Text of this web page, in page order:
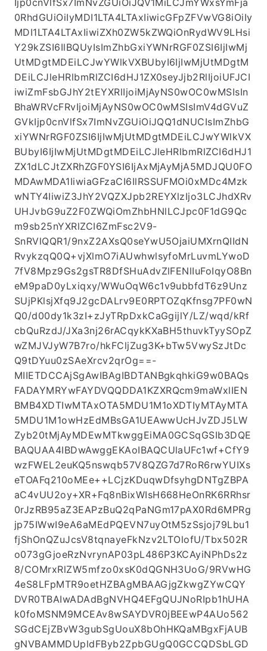
Ijp0cnVlfSx7ImNvZGUiOiJQV1MiLCJmYWxsYmFja
0RhdGUiOiIyMDI1LTA4LTAxIiwicGFpZFVwVG8iOiIy
MDI1LTA4LTAxIiwiZXh0ZW5kZWQiOnRydWV9LHsi
Y29kZSI6IlBQUyIsImZhbGxiYWNrRGF0ZSI6IjIwMj
UtMDgtMDEiLCJwYWlkVXBUbyI6IjIwMjUtMDgtM
DEiLCJleHRlbmRlZCI6dHJ1ZX0seyJjb2RlIjoiUFJCI
iwiZmFsbGJhY2tEYXRlIjoiMjAyNS0wOC0wMSIsIn
BhaWRVcFRvIjoiMjAyNS0wOC0wMSIsImV4dGVuZ
GVkIjp0cnVlfSx7ImNvZGUiOiJQQ1dNUCIsImZhbG
xiYWNrRGF0ZSI6IjIwMjUtMDgtMDEiLCJwYWlkVX
BUbyI6IjIwMjUtMDgtMDEiLCJleHRlbmRlZCI6dHJ1
ZX1dLCJtZXRhZGF0YSI6IjAxMjAyMjA5MDJQU0FO
MDAwMDA1IiwiaGFzaCI6IlRSSUFMOi0xMDc4Mzk
wNTY4IiwiZ3JhY2VQZXJpb2REYXlzIjo3LCJhdXRv
UHJvbG9uZ2F0ZWQiOmZhbHNlLCJpc0F1dG9Qc
m9sb25nYXRlZCI6ZmFsc2V9-
SnRVlQQR1/9nxZ2AXsQ0seYwU5OjaiUMXrnQIIdN
RvykzqQ0Q+vjXlmO7iAUwhwlsyfoMrLuvmLYwoD
7fV8Mpz9Gs2gsTR8DfSHuAdvZlFENlIuFoIqyO8Bn
eM9paD0yLxiqxy/WWuOqW6c1v9ubbfdT6z9Unz
SUjPKlsjXfq9J2gcDALrv9E0RPTOZqKfnsg7PF0wN
Q0/d00dy1k3zI+zJyTRpDxkCaGgijlY/LZ/wqd/kRf
cbQuRzdJ/JXa3nj26rACqykKXaBH5thuvkTyySOpZ
wZMJVJyW7B7ro/hkFCljZug3K+bTw5VwySzJtDc
Q9tDYuu0zSAeXrcv2qrOg==-
MIIETDCCAjSgAwIBAgIBDTANBgkqhkiG9w0BAQs
FADAYMRYwFAYDVQQDDA1KZXRQcm9maWxlIEN
BMB4XDTIwMTAxOTA5MDU1M1oXDTIyMTAyMTA
5MDU1M1owHzEdMBsGA1UEAwwUcHJvZDJ5LW
Zyb20tMjAyMDEwMTkwggEiMA0GCSqGSIb3DQE
BAQUAA4IBDwAwggEKAoIBAQCUlaUFc1wf+CfY9
wzFWEL2euKQ5nswqb57V8QZG7d7RoR6rwYUIXs
eTOAFq210oMEe++LCjzKDuqwDfsyhgDNTgZBPA
aC4vUU2oy+XR+Fq8nBixWIsH668HeOnRK6RRhsr
0rJzRB95aZ3EAPzBuQ2qPaNGm17pAX0Rd6MPRg
jp75IWwI9eA6aMEdPQEVN7uyOtM5zSsjoj79Lbu1
fjShOnQZuJcsV8tqnayeFkNzv2LTOlofU/Tbx502R
o073gGjoeRzNvrynAP03pL486P3KCAyiNPhDs2z
8/COMrxRlZW5mfzo0xsK0dQGNH3UoG/9RVwHG
4eS8LFpMTR9oetHZBAgMBAAGjgZkwgZYwCQY
DVR0TBAIwADAdBgNVHQ4EFgQUJNoRIpb1hUHA
k0foMSNM9MCEAv8wSAYDVR0jBEEwP4AUo562
SGdCEjZBvW3gubSgUouX8bOhHKQaMBgxFjAUB
gNVBAMMDUpldFByb2ZpbGUgQ0GCCQDSbLGD